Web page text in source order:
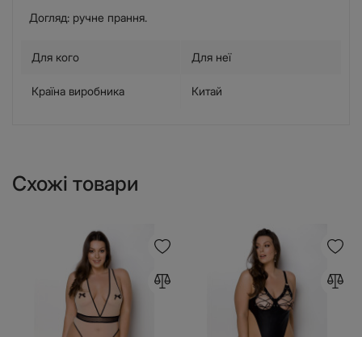
Догляд: ручне прання.
Для кого Для неї
Країна виробника Китай
Схожі товари